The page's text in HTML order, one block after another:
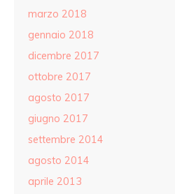
marzo 2018
gennaio 2018
dicembre 2017
ottobre 2017
agosto 2017
giugno 2017
settembre 2014
agosto 2014
aprile 2013